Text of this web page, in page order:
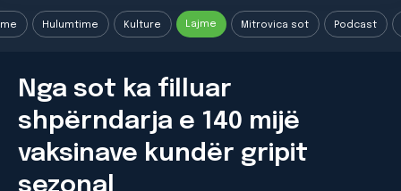
Hulumtime Kulture Lajme Mitrovica sot Podcast
Nga sot ka filluar
shpërndarja e 140 mijë
vaksinave kundër gripit